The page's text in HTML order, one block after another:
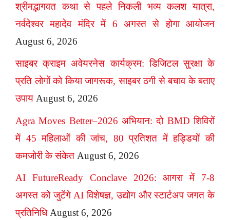
श्रीमद्भागवत कथा से पहले निकली भव्य कलश यात्रा,
नर्वदेश्वर महादेव मंदिर में 6 अगस्त से होगा आयोजन
August 6, 2026
साइबर क्राइम अवेयरनेस कार्यक्रम: डिजिटल सुरक्षा के
प्रति लोगों को किया जागरूक, साइबर ठगी से बचाव के बताए
उपाय August 6, 2026
Agra Moves Better–2026 अभियान: दो BMD शिविरों
में 45 महिलाओं की जांच, 80 प्रतिशत में हड्डियों की
कमजोरी के संकेत August 6, 2026
AI FutureReady Conclave 2026: आगरा में 7-8
अगस्त को जुटेंगे AI विशेषज्ञ, उद्योग और स्टार्टअप जगत के
प्रतिनिधि August 6, 2026